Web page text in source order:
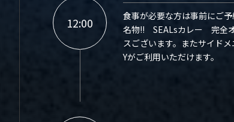
12:00
食事が必要な方は事前にご予
名物!! SEALsカレー 完全オ
スございます。またサイド
Yがご利用いただけます。